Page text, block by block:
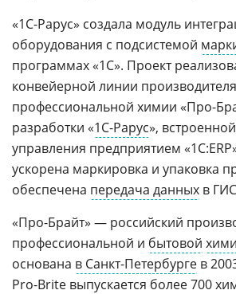
«1С-Рарус» создала модуль
оборудования с подсистемой
программах «1С». Проект
конвейерной линии производителя
профессиональной химии «Про-
разработки «1С-Рарус»,
управления предприятием
ускорена маркировка и упаковка
обеспечена передача данных в
«Про-Брайт» — российский
профессиональной и бытовой
основана в Санкт-Петербурге в
Pro-Brite выпускается более 700